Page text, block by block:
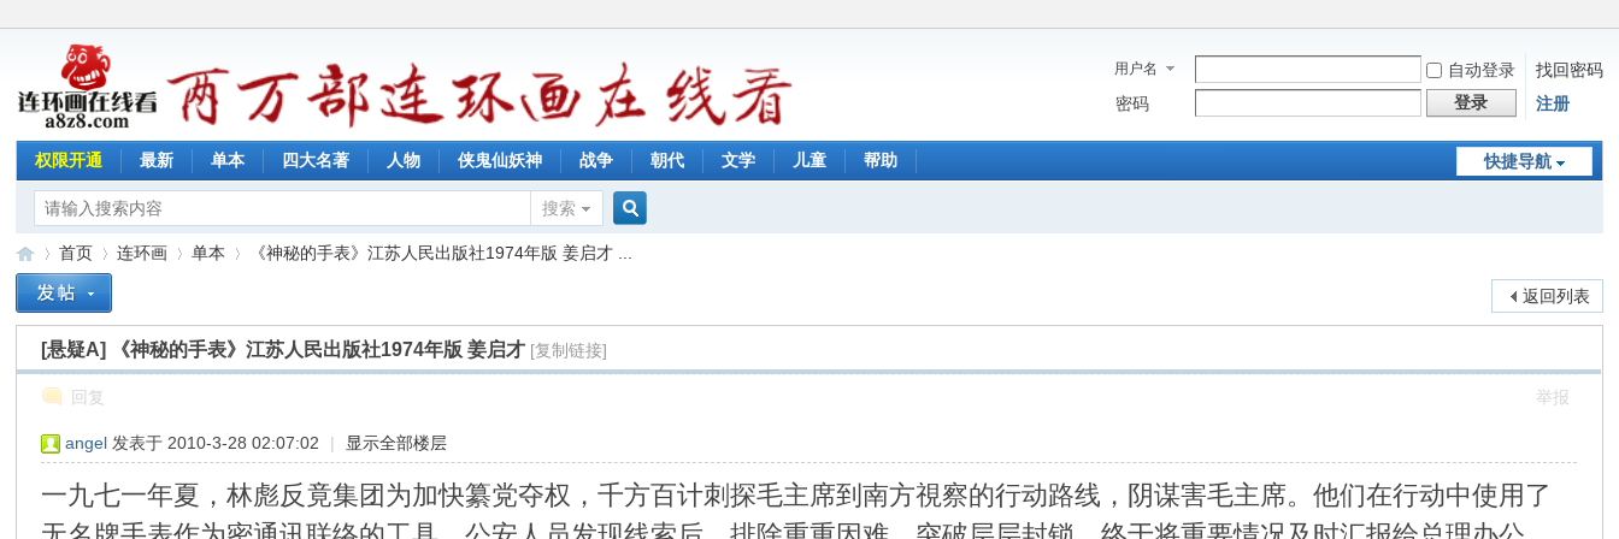
用户名 自动登录
找回密码
密码
登录 注册
快捷导航
权限开通 最新 单本 四大名著 人物 侠鬼仙妖神 战争 朝代 文学 儿童 帮助
搜索
»
首页
›
连环画
›
单本
›
《神秘的手表》江苏人民出版社1974年版 姜启才 ...
返回列表
[悬疑A] 《神秘的手表》江苏人民出版社1974年版 姜启才 [复制链接]
回复 举报
angel 发表于 2010-3-28 02:07:02 | 显示全部楼层
一九七一年夏，林彪反竟集团为加快纂党夺权，千方百计刺探毛主席到南方視察的行动路线，阴谋害毛主席。他们在行动中使用了